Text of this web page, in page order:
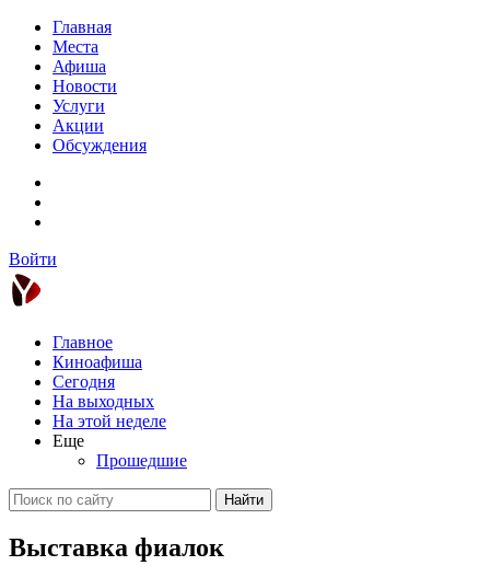
Главная
Места
Афиша
Новости
Услуги
Акции
Обсуждения
Войти
Главное
Киноафиша
Сегодня
На выходных
На этой неделе
Еще
Прошедшие
Найти
Выставка фиалок